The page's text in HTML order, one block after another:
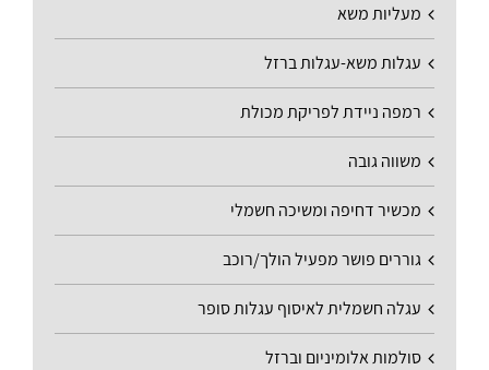
מעליות משא
עגלות משא-עגלות ברזל
רמפה ניידת לפריקת מכולת
משווה גובה
מכשיר דחיפה ומשיכה חשמלי
גוררים פושר מפעיל הולך/רוכב
עגלה חשמלית לאיסוף עגלות סופר
סולמות אלומיניום וברזל